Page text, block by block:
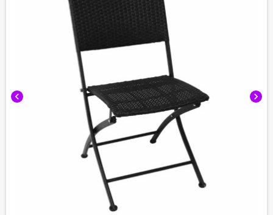
chevron_left chevron_right